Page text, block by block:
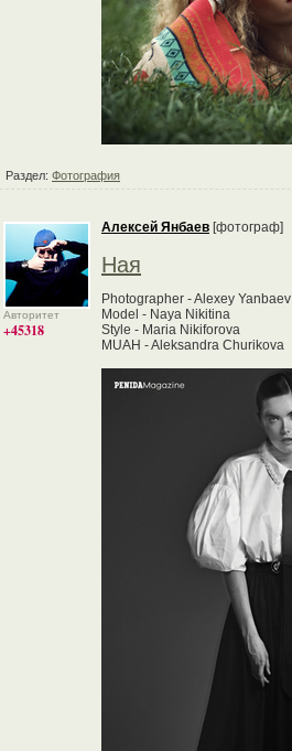
Раздел: Фотография
Авторитет
+45318
Алексей Янбаев [фотограф]
Ная
Photographer - Alexey Yanbaev
Model - Naya Nikitina
Style - Maria Nikiforova
MUAH - Aleksandra Churikova